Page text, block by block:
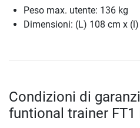
Peso max. utente: 136 kg
Dimensioni: (L) 108 cm x
Condizioni di
funtional trainer FT1